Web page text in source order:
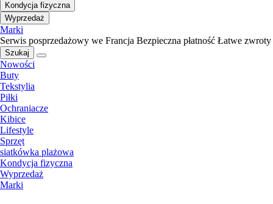
Kondycja fizyczna
Wyprzedaż
Marki
Serwis posprzedażowy we Francja Bezpieczna płatność Łatwe zwroty
Szukaj
Nowości
Buty
Tekstylia
Piłki
Ochraniacze
Kibice
Lifestyle
Sprzęt
siatkówka plażowa
Kondycja fizyczna
Wyprzedaż
Marki